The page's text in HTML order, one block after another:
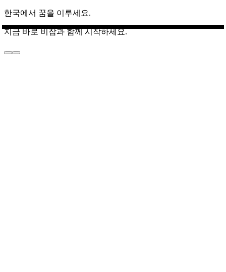
한국에서 꿈을 이루세요.
지금 바로 비잡과 함께 시작하세요.